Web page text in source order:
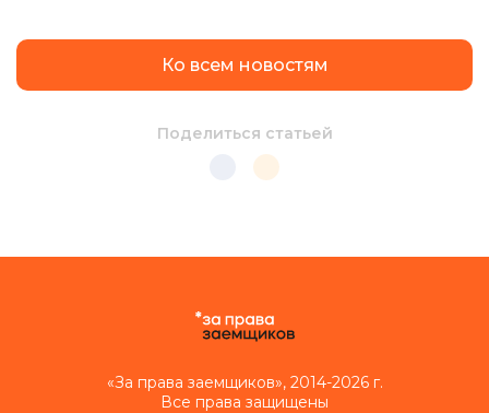
Ко всем новостям
Поделиться статьей
«За права заемщиков», 2014-2026 г.
Все права защищены